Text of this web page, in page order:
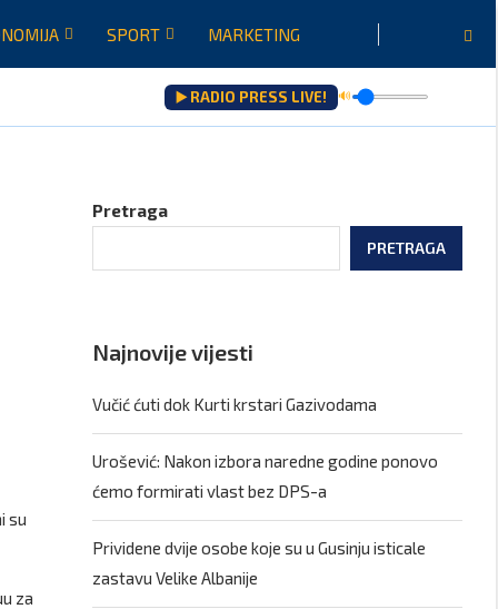
SPORT MARKETING
▶️ RADIO PRESS LIVE! 🔊
su
za
Pretraga
PRETRAGA
Najnovije vijesti
Vučić ćuti dok Kurti krstari Gazivodama
Urošević: Nakon izbora naredne godine ponovo
ćemo formirati vlast bez DPS-a
Prividene dvije osobe koje su u Gusinju isticale
zastavu Velike Albanije